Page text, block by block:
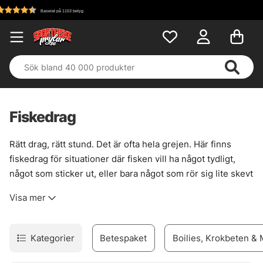
Fiskedrag
Rätt drag, rätt stund. Det är ofta hela grejen. Här finns
fiskedrag för situationer där fisken vill ha något tydligt,
något som sticker ut, eller bara något som rör sig lite skevt
strömfåror, för gös när ljuset faller. Sortimentet är brett
funktion vid vattnet.
För den som gillar att styra presentationen själv finns
Visa mer
Kategorier Betespaket Boilies, Krokbeten &